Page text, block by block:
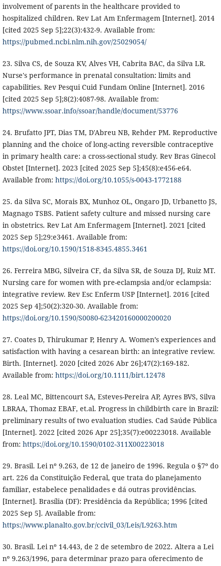
involvement of parents in the healthcare provided to
hospitalized children. Rev Lat Am Enfermagem [Internet]. 2014
[cited 2025 Sep 5];22(3):432-9. Available from:
https://pubmed.ncbi.nlm.nih.gov/25029054/
23. Silva CS, de Souza KV, Alves VH, Cabrita BAC, da Silva LR.
Nurse's performance in prenatal consultation: limits and
capabilities. Rev Pesqui Cuid Fundam Online [Internet]. 2016
[cited 2025 Sep 5];8(2):4087-98. Available from:
https://www.ssoar.info/ssoar/handle/document/53776
24. Brufatto JPT, Dias TM, D'Abreu NB, Rehder PM. Reproductive
planning and the choice of long-acting reversible contraceptive
in primary health care: a cross-sectional study. Rev Bras Ginecol
Obstet [Internet]. 2023 [cited 2025 Sep 5];45(8):e456-e64.
Available from: https://doi.org/10.1055/s-0043-1772188
25. da Silva SC, Morais BX, Munhoz OL, Ongaro JD, Urbanetto JS,
Magnago TSBS. Patient safety culture and missed nursing care
in obstetrics. Rev Lat Am Enfermagem [Internet]. 2021 [cited
2025 Sep 5];29:e3461. Available from:
https://doi.org/10.1590/1518-8345.4855.3461
26. Ferreira MBG, Silveira CF, da Silva SR, de Souza DJ, Ruiz MT.
Nursing care for women with pre-eclampsia and/or eclampsia:
integrative review. Rev Esc Enferm USP [Internet]. 2016 [cited
2025 Sep 4];50(2):320-30. Available from:
https://doi.org/10.1590/S0080-623420160000200020
27. Coates D, Thirukumar P, Henry A. Women’s experiences and
satisfaction with having a cesarean birth: an integrative review.
Birth. [Internet]. 2020 [cited 2026 Abr 26];47(2):169-182.
Available from: https://doi.org/10.1111/birt.12478
28. Leal MC, Bittencourt SA, Esteves-Pereira AP, Ayres BVS, Silva
LBRAA, Thomaz EBAF, et.al. Progress in childbirth care in Brazil:
preliminary results of two evaluation studies. Cad Saúde Pública
[Internet]. 2022 [cited 2026 Apr 25];35(7):e00223018. Available
from: https://doi.org/10.1590/0102-311X00223018
29. Brasil. Lei nº 9.263, de 12 de janeiro de 1996. Regula o §7º do
art. 226 da Constituição Federal, que trata do planejamento
familiar, estabelece penalidades e dá outras providências.
[Internet]. Brasília (DF): Presidência da República; 1996 [cited
2025 Sep 5]. Available from:
https://www.planalto.gov.br/ccivil_03/Leis/L9263.htm
30. Brasil. Lei nº 14.443, de 2 de setembro de 2022. Altera a Lei
nº 9.263/1996, para determinar prazo para oferecimento de